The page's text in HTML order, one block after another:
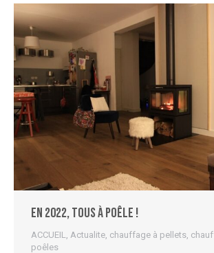
En 2022, tous à poêle !
ACCUEIL Actualite chauffage à pellets
poêles